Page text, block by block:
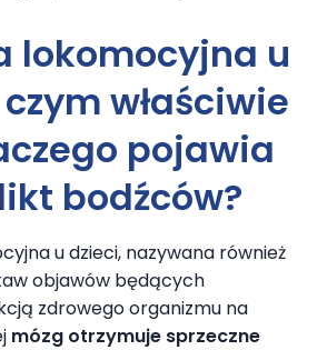
lokomocyjna u
właściwie
pojawia
bodźców?
u dzieci, nazywana również
objawów będących
zdrowego organizmu na
mózg otrzymuje sprzeczne